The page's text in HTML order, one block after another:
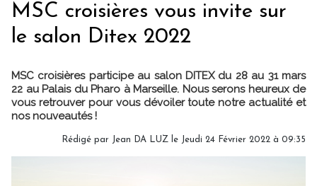
MSC croisières vous invite sur
le salon Ditex 2022
MSC croisières participe au salon DITEX du 28 au 31 mars
22 au Palais du Pharo à Marseille. Nous serons heureux de
vous retrouver pour vous dévoiler toute notre actualité et
nos nouveautés !
Rédigé par Jean DA LUZ le Jeudi 24 Février 2022 à 09:35